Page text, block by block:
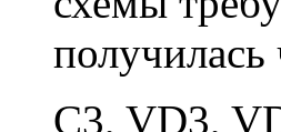
получилась
C3, VD3,